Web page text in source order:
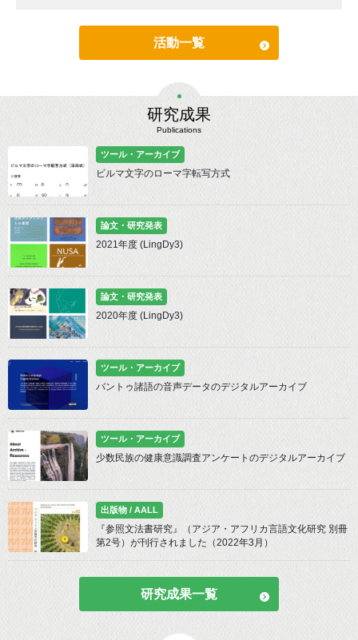
活動一覧
研究成果
Publications
ツール・アーカイブ
ビルマ文字のローマ字転写方式
論文・研究発表
2021年度 (LingDy3)
論文・研究発表
2020年度 (LingDy3)
ツール・アーカイブ
バントゥ諸語の音声データのデジタルアーカイブ
ツール・アーカイブ
少数民族の健康意識調査アンケートのデジタルアーカイブ
出版物 / AALL
『参照文法書研究』（アジア・アフリカ言語文化研究 別冊
第2号）が刊行されました（2022年3月）
研究成果一覧